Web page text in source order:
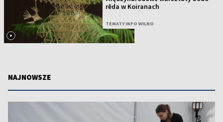
rēda w Koiranach
TEMATY INFO WILNO
NAJNOWSZE